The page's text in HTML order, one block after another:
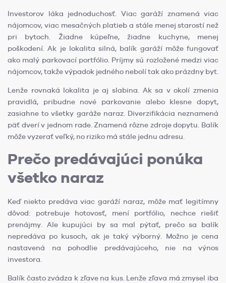
Investorov láka jednoduchosť. Viac garáží znamená viac
nájomcov, viac mesačných platieb a stále menej starostí než
pri bytoch. Žiadne kúpeľne, žiadne kuchyne, menej
poškodení. Ak je lokalita silná, balík garáží môže fungovať
ako malý parkovací portfólio. Príjmy sú rozložené medzi viac
nájomcov, takže výpadok jedného nebolí tak ako prázdny byt.
Lenže rovnaká lokalita je aj slabina. Ak sa v okolí zmenia
pravidlá, pribudne nové parkovanie alebo klesne dopyt,
zasiahne to všetky garáže naraz. Diverzifikácia neznamená
päť dverí v jednom rade. Znamená rôzne zdroje dopytu. Balík
môže vyzerať veľký, no riziko má stále jednu adresu.
Prečo predávajúci ponúka
všetko naraz
Keď niekto predáva viac garáží naraz, môže mať legitímny
dôvod: potrebuje hotovosť, mení portfólio, nechce riešiť
prenájmy. Ale kupujúci by sa mal pýtať, prečo sa balík
nepredáva po kusoch, ak je taký výborný. Možno je cena
nastavená na pohodlie predávajúceho, nie na výnos
investora.
Balík často zvádza k zľave na kus. Lenže zľava má zmysel iba